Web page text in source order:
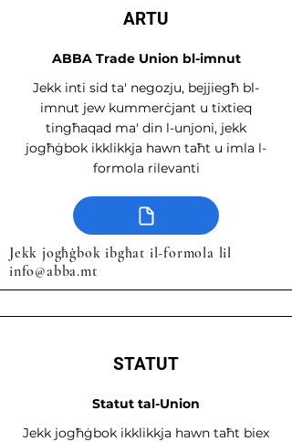
ARTU
ABBA Trade Union bl-imnut
Jekk inti sid ta' negozju, bejjiegħ bl-
imnut jew kummerċjant u tixtieq
tingħaqad ma' din l-unjoni, jekk
jogħġbok ikklikkja hawn taħt u imla l-
formola rilevanti
Jekk jogħġbok ibgħat il-formola lil
info@abba.mt
STATUT
Statut tal-Union
Jekk jogħġbok ikklikkja hawn taħt biex